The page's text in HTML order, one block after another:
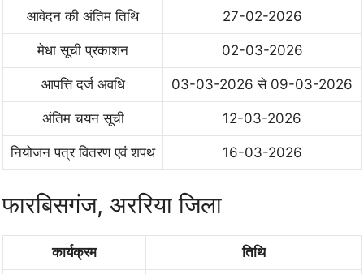
आवेदन की अंतिम तिथि 27-02-2026
मेधा सूची प्रकाशन 02-03-2026
आपत्ति दर्ज अवधि 03-03-2026 से 09-03-2026
अंतिम चयन सूची 12-03-2026
नियोजन पत्र वितरण एवं शपथ 16-03-2026
फारबिसगंज, अररिया जिला
कार्यक्रम तिथि